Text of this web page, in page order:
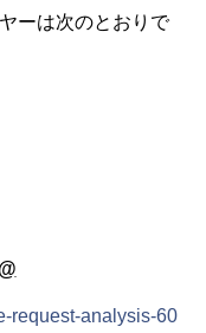
ーは次のとおりで
request-analysis-60